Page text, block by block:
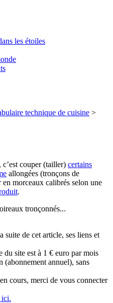
les étoiles
technique de cuisine >
couper (tailler) certains
allongées (tronçons de
morceaux calibrés selon une
.
tronçonnés...
suite de cet article, ses liens et
du site est à 1 € euro par mois
(abonnement annuel), sans
cours, merci de vous connecter
ici.